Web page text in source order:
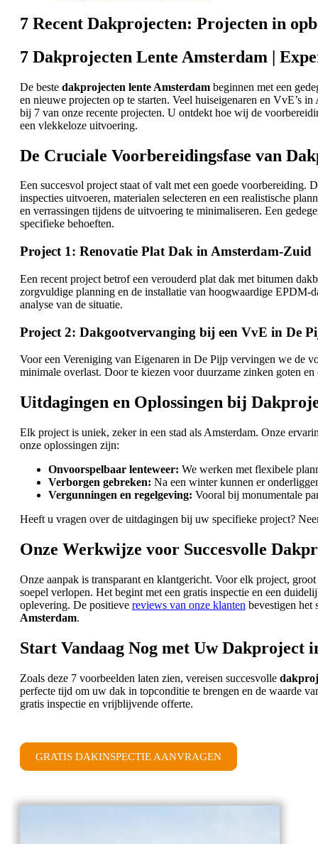
7 Recent Dakprojecten: Projecten in
7 Dakprojecten Lente Amsterdam |
De beste dakprojecten lente Amsterdam beginnen met een
en nieuwe projecten op te starten. Veel huiseigenaren en VvE’s
bij 7 van onze recente projecten. U ontdekt hoe wij de
een vlekkeloze uitvoering.
De Cruciale Voorbereidingsfase van
Een succesvol project staat of valt met een goede voorbereiding.
inspecties uitvoeren, materialen selecteren en een realistische
en verrassingen tijdens de uitvoering te minimaliseren. Een
specifieke behoeften.
Project 1: Renovatie Plat Dak in Amsterdam-Zuid
Een recent project betrof een verouderd plat dak met bitumen
zorgvuldige planning en de installatie van hoogwaardige
analyse van de situatie.
Project 2: Dakgootvervanging bij een VvE in De
Voor een Vereniging van Eigenaren in De Pijp vervingen we de
minimale overlast. Door te kiezen voor duurzame zinken goten
Uitdagingen en Oplossingen bij
Elk project is uniek, zeker in een stad als Amsterdam. Onze
onze oplossingen zijn:
Onvoorspelbaar lenteweer: We werken met flexibele
Verborgen gebreken: Na een winter kunnen er
Vergunningen en regelgeving: Vooral bij monumentale
Heeft u vragen over de uitdagingen bij uw specifieke project?
Onze Werkwijze voor Succesvolle
Onze aanpak is transparant en klantgericht. Voor elk project,
soepel verlopen. Het begint met een gratis inspectie en een
oplevering. De positieve reviews van onze klanten bevestigen het
Amsterdam.
Start Vandaag Nog met Uw Dakproject
Zoals deze 7 voorbeelden laten zien, vereisen succesvolle
perfecte tijd om uw dak in topconditie te brengen en de waarde
gratis inspectie en vrijblijvende offerte.
GRATIS DAKINSPECTIE AANVRAGEN